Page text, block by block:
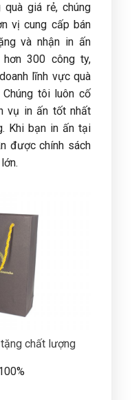
giá rẻ, chúng
vị cung cấp bán
và nhận in ấn
300 công ty,
lĩnh vực quà
tôi luôn cố
vụ in ấn tốt nhất
Khi bạn in ấn tại
được chính sách
chất lượng